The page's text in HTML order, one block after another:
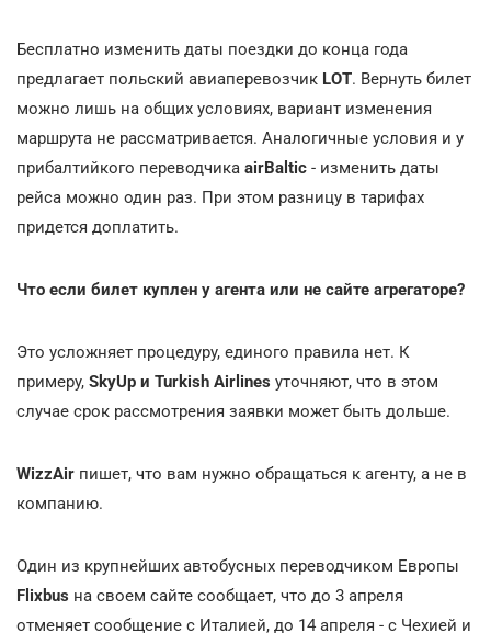
Бесплатно изменить даты поездки до конца года
предлагает польский авиаперевозчик LOT. Вернуть билет
можно лишь на общих условиях, вариант изменения
маршрута не рассматривается. Аналогичные условия и у
прибалтийкого переводчика airBaltic - изменить даты
рейса можно один раз. При этом разницу в тарифах
придется доплатить.
Что если билет куплен у агента или не сайте агрегаторе?
Это усложняет процедуру, единого правила нет. К
примеру, SkyUp и Turkish Airlines уточняют, что в этом
случае срок рассмотрения заявки может быть дольше.
WizzAir пишет, что вам нужно обращаться к агенту, а не в
компанию.
Один из крупнейших автобусных переводчиком Европы
Flixbus на своем сайте сообщает, что до 3 апреля
отменяет сообщение с Италией, до 14 апреля - с Чехией и